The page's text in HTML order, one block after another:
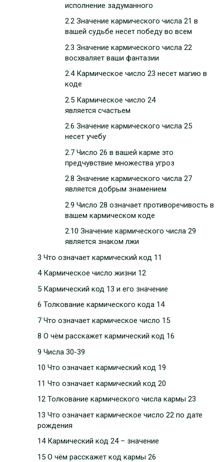
исполнение задуманного
2.2 Значение кармического числа 21 в
вашей судьбе несет победу во всем
2.3 Значение кармического числа 22
восхваляет ваши фантазии
2.4 Кармическое число 23 несет магию в
коде
2.5 Кармическое число 24
является счастьем
2.6 Значение кармического числа 25
несет учебу
2.7 Число 26 в вашей карме это
предчувствие множества угроз
2.8 Значение кармического числа 27
является добрым знамением
2.9 Число 28 означает противоречивость в
вашем кармическом коде
2.10 Значение кармического числа 29
является знаком лжи
3 Что означает кармический код 11
4 Кармическое число жизни 12
5 Кармический код 13 и его значение
6 Толкование кармического кода 14
7 Что означает кармическое число 15
8 О чём расскажет кармический код 16
9 Числа 30-39
10 Что означает кармический код 19
11 Что означает кармический код 20
12 Толкование кармического числа кармы 23
13 Что означает кармическое число 22 по дате
рождения
14 Кармический код 24 – значение
15 О чём расскажет код кармы 26